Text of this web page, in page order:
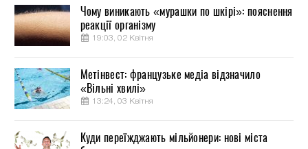
Чому виникають «мурашки по шкірі»: пояснення
реакції організму
19:03, 02 Квітня
Метінвест: французьке медіа відзначило
«Вільні хвилі»
13:24, 03 Квітня
Куди переїжджають мільйонери: нові міста